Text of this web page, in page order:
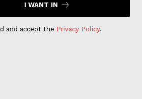
I WANT IN
and accept the Privacy Policy.